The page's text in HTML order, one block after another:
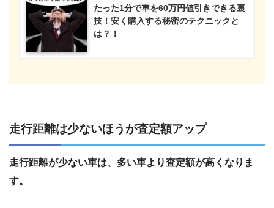
たった1分で車を60万円値引きできる裏
技！安く購入する秘密のテクニックと
は？！
走行距離は少ないほうが査定額アップ
走行距離が少ない車は、多い車より査定額が高くなりま
す。